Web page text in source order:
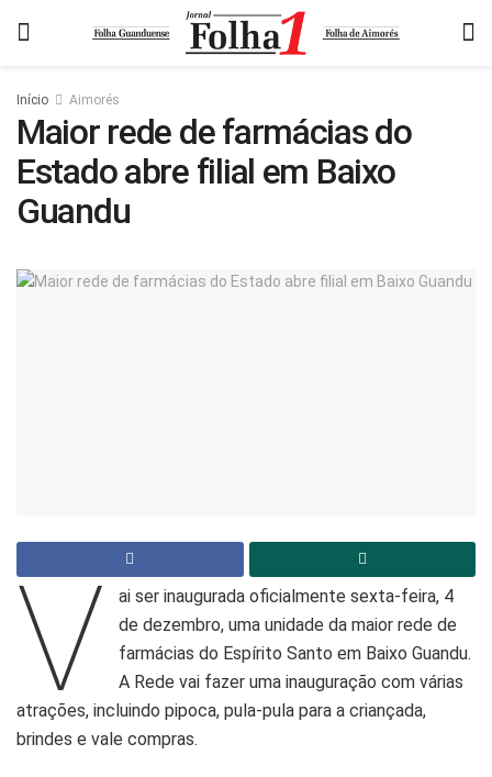
Início Aimorés
Maior rede de farmácias do
Estado abre filial em Baixo
Guandu
V
ai ser inaugurada oficialmente sexta-feira, 4
de dezembro, uma unidade da maior rede de
farmácias do Espírito Santo em Baixo Guandu.
A Rede vai fazer uma inauguração com várias
atrações, incluindo pipoca, pula-pula para a criançada,
brindes e vale compras.